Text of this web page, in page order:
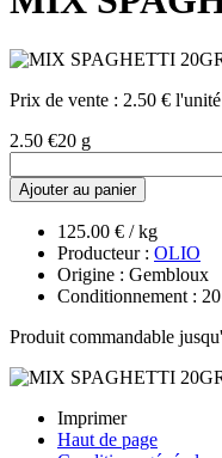
Prix de vente : 2.50 € l'unité
2.50 €20 g
Ajouter au panier
125.00 € / kg
Producteur : OLIO
Origine : Gembloux
Conditionnement :
Produit commandable
Imprimer
Haut de page